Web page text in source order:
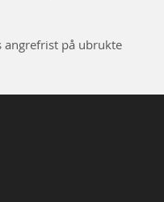
angrefrist på ubrukte